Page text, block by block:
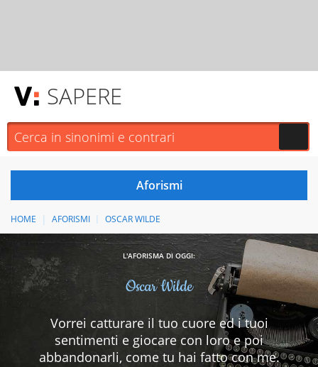
SAPERE
HOME AFORISMI OSCAR WILDE
L'AFORISMA DI OGGI:
Oscar Wilde
Vorrei catturare il tuo cuore ed i tuoi
sentimenti e giocare con loro e poi
abbandonarli, come tu hai fatto con me.